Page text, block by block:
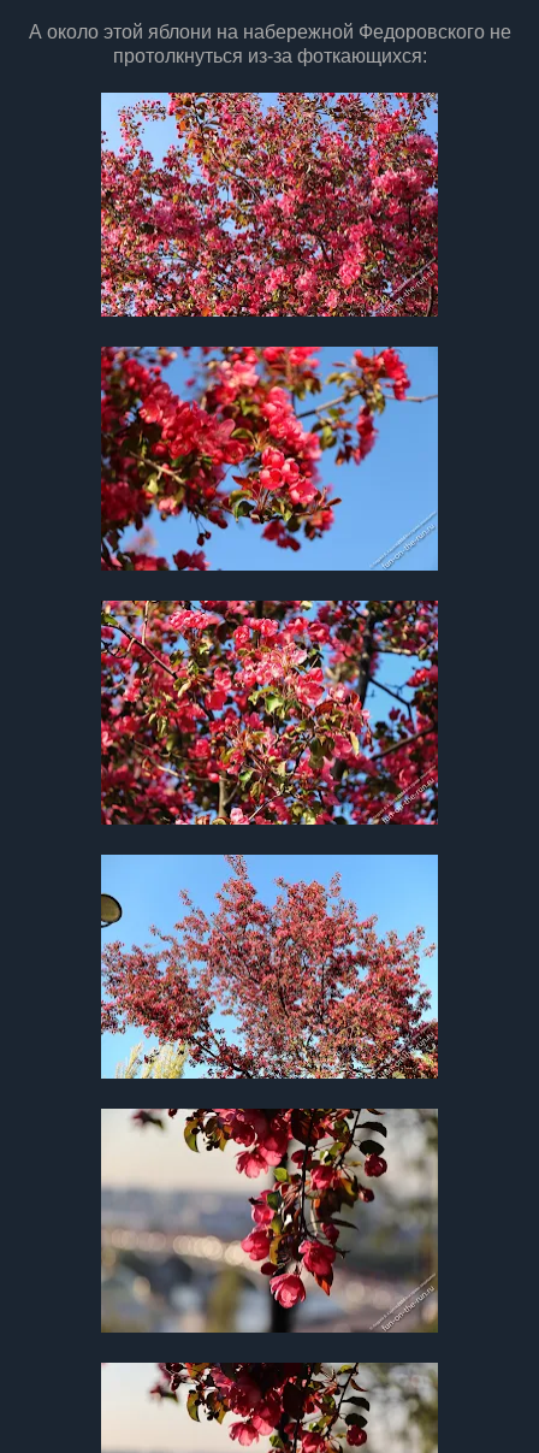
А около этой яблони на набережной Федоровского не
протолкнуться из-за фоткающихся: